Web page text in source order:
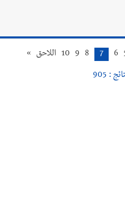
بتخرّج أطفال الروضة الثالثة
6
7
8
9
10 اللاحق »
: 905